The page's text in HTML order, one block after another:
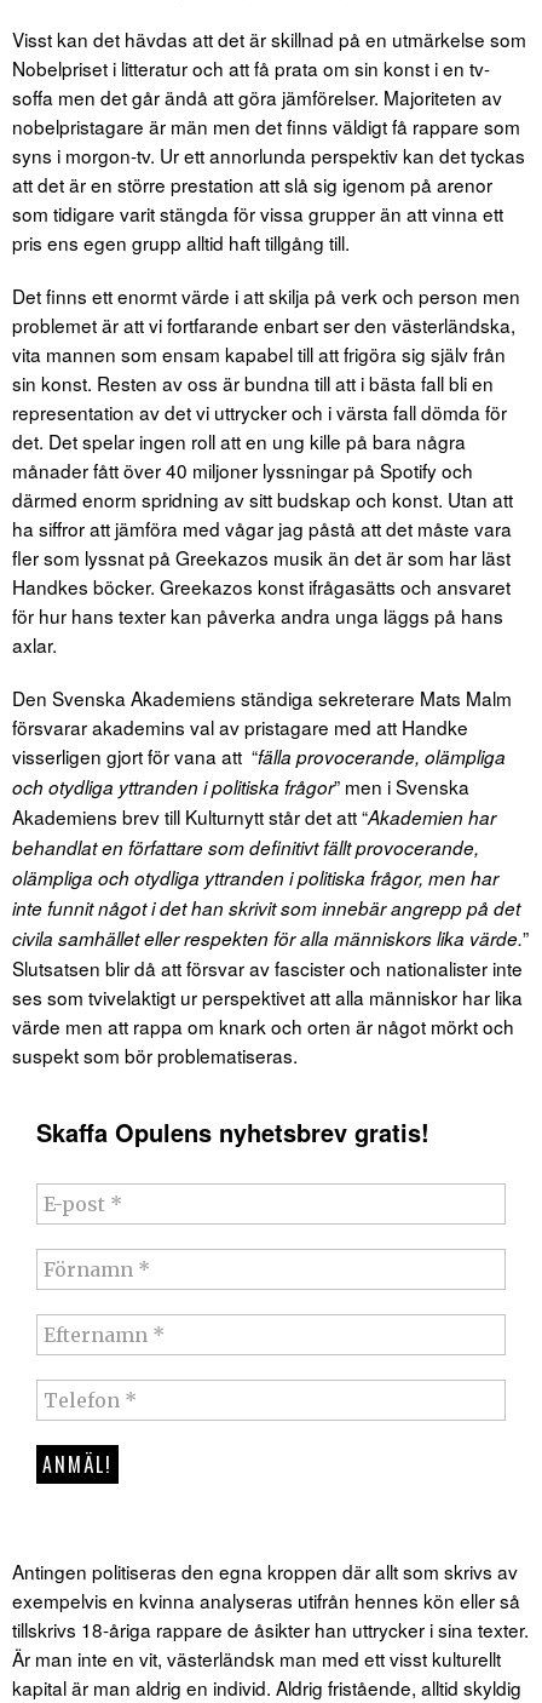
Visst kan det hävdas att det är skillnad på en utmärkelse som
Nobelpriset i litteratur och att få prata om sin konst i en tv-
soffa men det går ändå att göra jämförelser. Majoriteten av
nobelpristagare är män men det finns väldigt få rappare som
syns i morgon-tv. Ur ett annorlunda perspektiv kan det tyckas
att det är en större prestation att slå sig igenom på arenor
som tidigare varit stängda för vissa grupper än att vinna ett
pris ens egen grupp alltid haft tillgång till.
Det finns ett enormt värde i att skilja på verk och person men
problemet är att vi fortfarande enbart ser den västerländska,
vita mannen som ensam kapabel till att frigöra sig själv från
sin konst. Resten av oss är bundna till att i bästa fall bli en
representation av det vi uttrycker och i värsta fall dömda för
det. Det spelar ingen roll att en ung kille på bara några
månader fått över 40 miljoner lyssningar på Spotify och
därmed enorm spridning av sitt budskap och konst. Utan att
ha siffror att jämföra med vågar jag påstå att det måste vara
fler som lyssnat på Greekazos musik än det är som har läst
Handkes böcker. Greekazos konst ifrågasätts och ansvaret
för hur hans texter kan påverka andra unga läggs på hans
axlar.
Den Svenska Akademiens ständiga sekreterare Mats Malm
försvarar akademins val av pristagare med att Handke
visserligen gjort för vana att “fälla provocerande, olämpliga
och otydliga yttranden i politiska frågor” men i Svenska
Akademiens brev till Kulturnytt står det att “Akademien har
behandlat en författare som definitivt fällt provocerande,
olämpliga och otydliga yttranden i politiska frågor, men har
inte funnit något i det han skrivit som innebär angrepp på det
civila samhället eller respekten för alla människors lika värde.”
Slutsatsen blir då att försvar av fascister och nationalister inte
ses som tvivelaktigt ur perspektivet att alla människor har lika
värde men att rappa om knark och orten är något mörkt och
suspekt som bör problematiseras.
Skaffa Opulens nyhetsbrev gratis!
Antingen politiseras den egna kroppen där allt som skrivs av
exempelvis en kvinna analyseras utifrån hennes kön eller så
tillskrivs 18-åriga rappare de åsikter han uttrycker i sina texter.
Är man inte en vit, västerländsk man med ett visst kulturellt
kapital är man aldrig en individ. Aldrig fristående, alltid skyldig